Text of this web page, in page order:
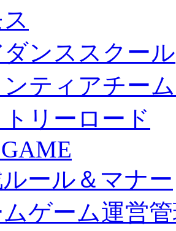
ンススクール
ティアチー
トリーロード
ール＆マナー
ゲーム運営